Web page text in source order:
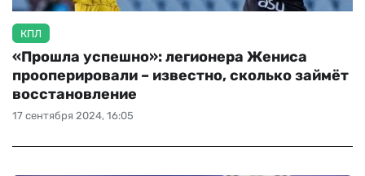
ФУТЗАЛ
ВЕЛОСПОРТ
ЧМ-2026
ДРУГИЕ
КПЛ
17 сентября 2024, 16:05
«Прошла успешно»: легионера Жениса
прооперировали – известно, сколько займёт
восстановление